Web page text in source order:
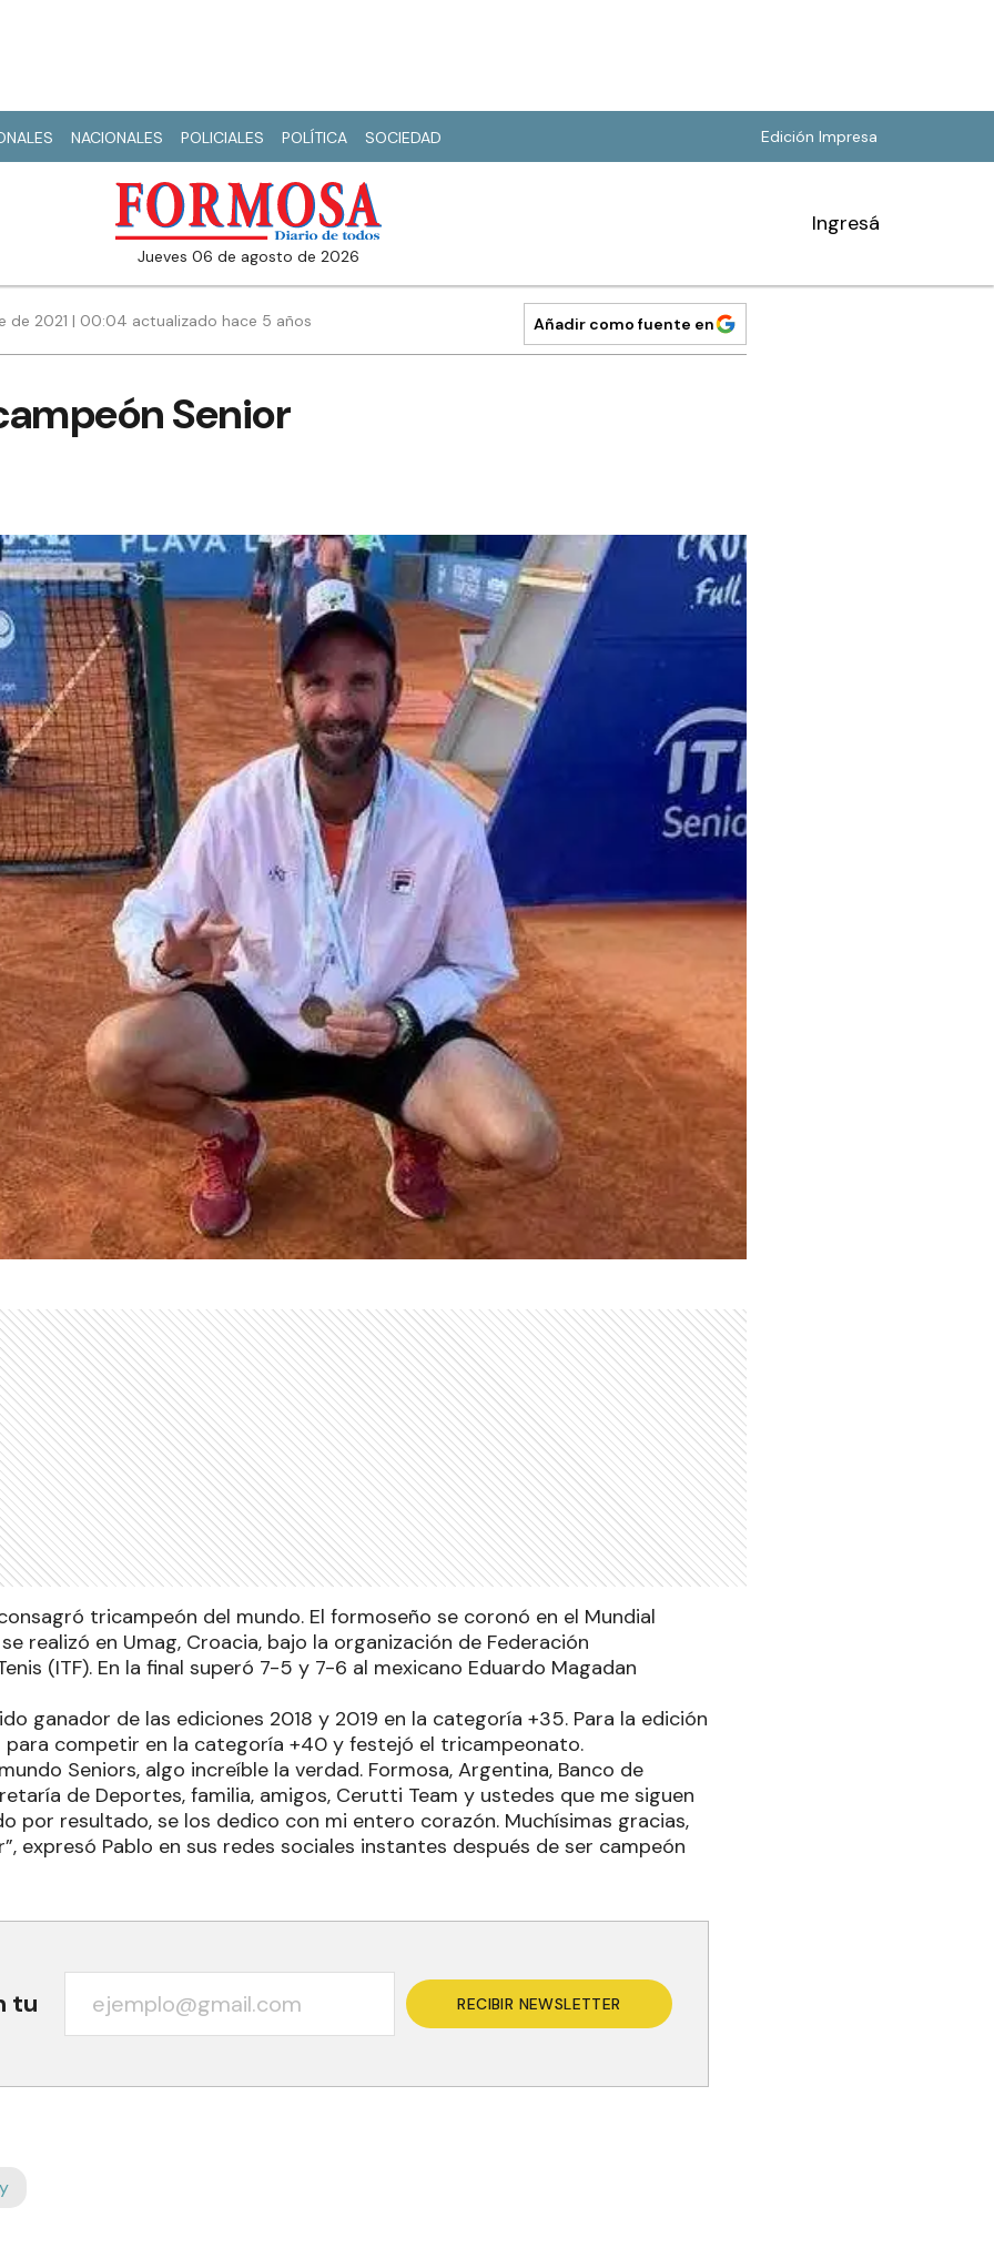
NACIONALES POLICIALES POLÍTICA SOCIEDAD Edición Impresa
jueves 06 de agosto de 2026
Ingresá
de 2021 | 00:04 actualizado hace 5 años Añadir como fuente en
Senior
tricampeón del mundo. El formoseño se coronó en el Mundial
realizó en Umag, Croacia, bajo la organización de Federación
(ITF). En la final superó 7-5 y 7-6 al mexicano Eduardo Magadan
ganador de las ediciones 2018 y 2019 en la categoría +35. Para la edición
para competir en la categoría +40 y festejó el tricampeonato.
Seniors, algo increíble la verdad. Formosa, Argentina, Banco de
de Deportes, familia, amigos, Cerutti Team y ustedes que me siguen
por resultado, se los dedico con mi entero corazón. Muchísimas gracias,
expresó Pablo en sus redes sociales instantes después de ser campeón
tu RECIBIR NEWSLETTER